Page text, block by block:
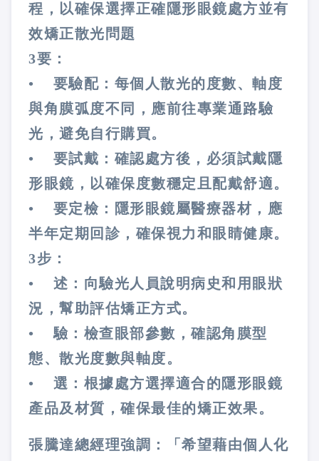
程，以確保選擇正確隱形眼鏡處方並有
效矯正散光問題
3要：
• 要驗配：每個人散光的度數、軸度
與角膜弧度不同，應前往專業通路驗
光，避免自行購買。
• 要試戴：確認處方後，必須試戴隱
形眼鏡，以確保度數穩定且配戴舒適。
• 要定檢：隱形眼鏡屬醫療器材，應
半年定期回診，確保視力和眼睛健康。
3步：
• 述：向驗光人員說明病史和用眼狀
況，幫助評估矯正方式。
• 驗：檢查眼部參數，確認角膜型
態、散光度數與軸度。
• 選：根據處方選擇適合的隱形眼鏡
產品及材質，確保最佳的矯正效果。
張騰達總經理強調：「希望藉由個人化